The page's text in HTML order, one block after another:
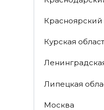
Красноярский
Курская
Липецкая
Москва